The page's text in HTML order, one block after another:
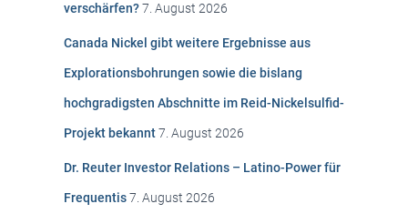
verschärfen?7. August 2026
Canada Nickel gibt weitere Ergebnisse aus
Explorationsbohrungen sowie die bislang
hochgradigsten Abschnitte im Reid-Nickelsulfid-
Projekt bekannt7. August 2026
Dr. Reuter Investor Relations – Latino-Power für
Frequentis7. August 2026